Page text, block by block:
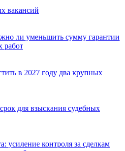
вакансий
ли уменьшить сумму гарантии
работ
в 2027 году два крупных
для взыскания судебных
усиление контроля за сделкам